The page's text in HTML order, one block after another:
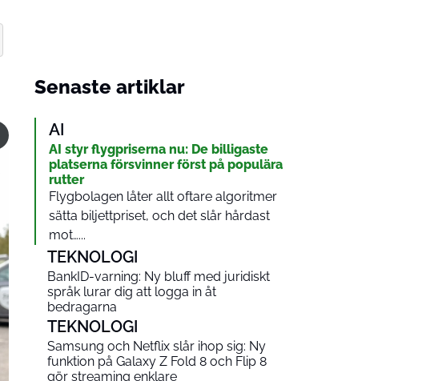
Senaste artiklar
AI
AI styr flygpriserna nu: De billigaste
platserna försvinner först på populära
rutter
Flygbolagen låter allt oftare algoritmer
sätta biljettpriset, och det slår hårdast
mot…...
TEKNOLOGI
BankID-varning: Ny bluff med juridiskt
språk lurar dig att logga in åt
bedragarna
TEKNOLOGI
Samsung och Netflix slår ihop sig: Ny
funktion på Galaxy Z Fold 8 och Flip 8
gör streaming enklare